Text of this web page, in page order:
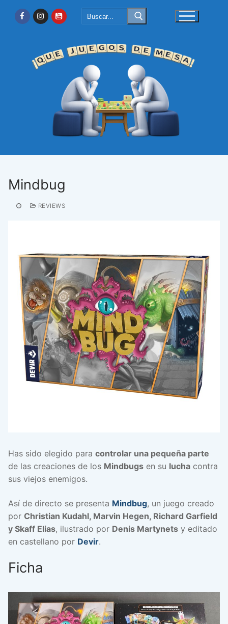
Buscar:
Mindbug
REVIEWS
Has sido elegido para controlar una pequeña parte
de las creaciones de los Mindbugs en su lucha contra
sus viejos enemigos.
Así de directo se presenta Mindbug, un juego creado
por Christian Kudahl, Marvin Hegen, Richard Garfield
y Skaff Elias, ilustrado por Denis Martynets y editado
en castellano por Devir.
Ficha